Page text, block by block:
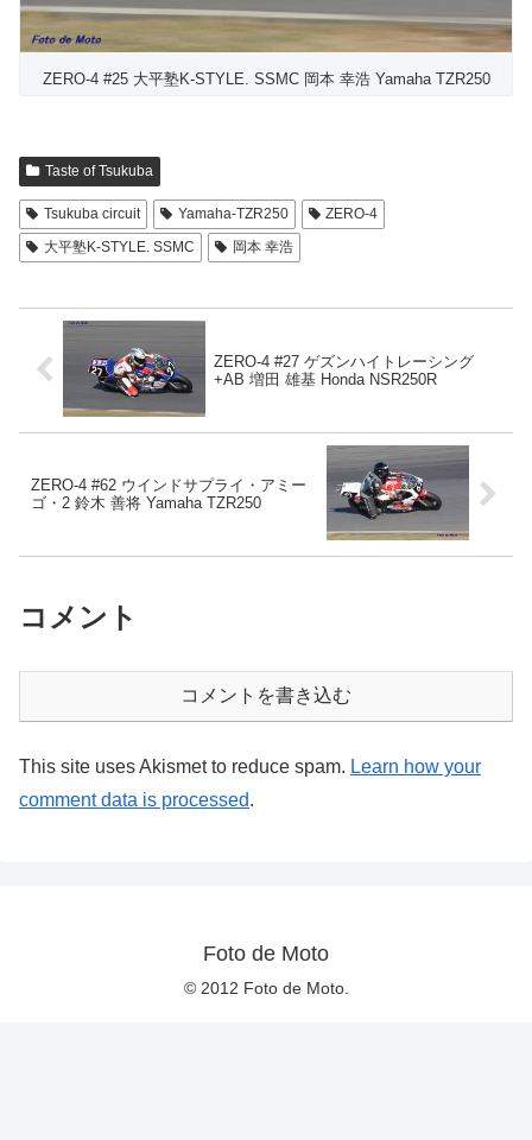
ZERO-4 #25 大平塾K-STYLE. SSMC 岡本 幸浩 Yamaha TZR250
Taste of Tsukuba
Tsukuba circuit Yamaha-TZR250
ZERO-4
大平塾K-STYLE. SSMC
岡本 幸浩
ZERO-4 #27 ゲズンハイトレーシング
+AB 増田 雄基 Honda NSR250R
ZERO-4 #62 ウインドサプライ・アミー
ゴ・2 鈴木 善将 Yamaha TZR250
コメント
コメントを書き込む
This site uses Akismet to reduce spam. Learn how your
comment data is processed.
Foto de Moto
© 2012 Foto de Moto.